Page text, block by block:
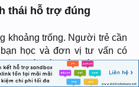
thái hỗ trợ đúng
khoảng trống. Người trẻ cần
học và đơn vị tư vấn có
sinh thái đó phải giúp bạn tự
hơn.